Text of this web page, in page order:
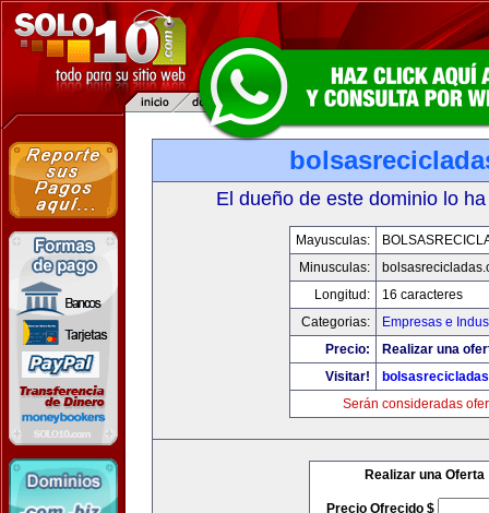
El dueño de este dominio lo
Mayusculas:
Minusculas:
Longitud:
16 caracteres
Categorias:
Empresas e
Precio:
Realizar una
Visitar!
Serán consideradas
Realizar una Oferta
Precio Ofrecido $